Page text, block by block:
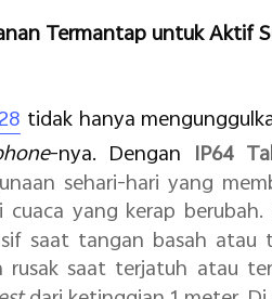
Termantap untuk Aktif
tidak hanya
-nya. Dengan IP64
sehari-hari yang
cuaca yang kerap
saat tangan basah
rusak saat terjatuh atau